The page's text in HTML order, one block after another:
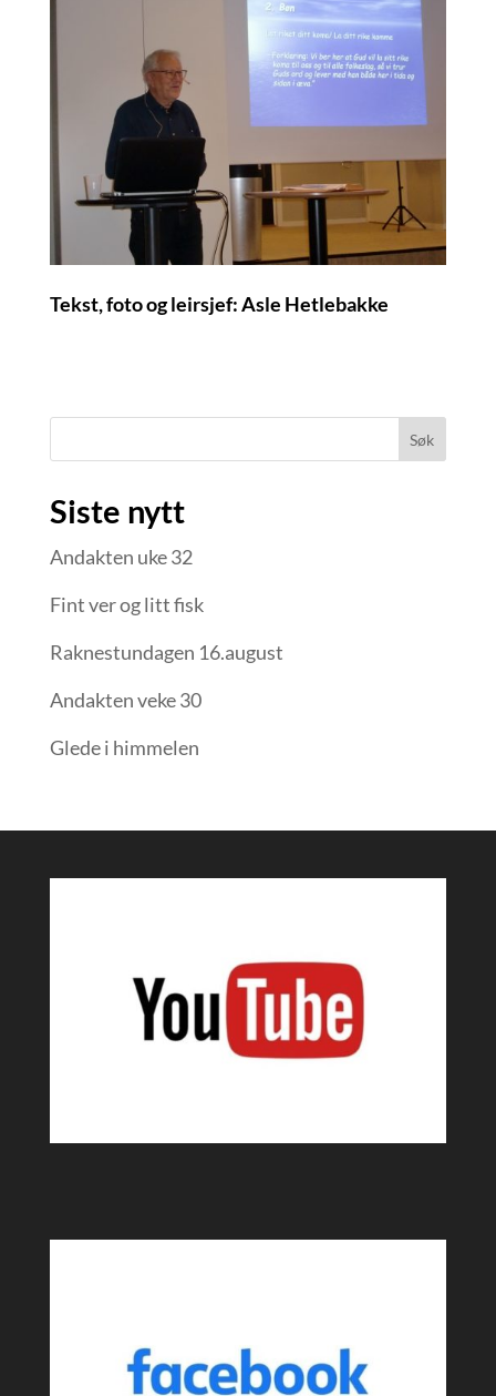
Tekst, foto og leirsjef: Asle Hetlebakke
Søk
Siste nytt
Andakten uke 32
Fint ver og litt fisk
Raknestundagen 16.august
Andakten veke 30
Glede i himmelen